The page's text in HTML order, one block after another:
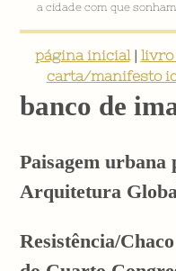
a cidade com que
página inicial| livro
carta/manifesto
banco de
Paisagem urbana
Arquitetura
Resistência/